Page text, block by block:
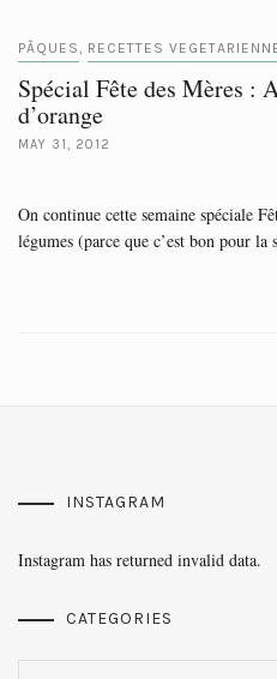
PÂQUES, RECETTES
Spécial Fête des Mères :
d’orange
MAY 31, 2012
On continue cette semaine spéciale
légumes (parce que c’est bon pour
INSTAGRAM
Instagram has returned invalid data.
CATEGORIES